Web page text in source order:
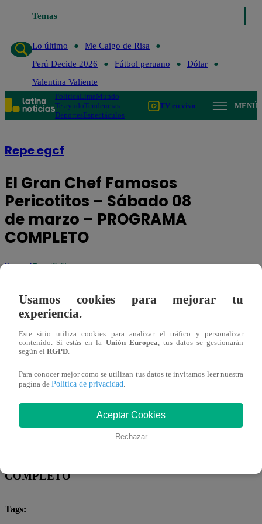
Temas
Lo último
Me Caigo de Risa
Perú Decide 2026
Fútbol peruano
Dólar
Valentina Valiente
PolíticaLimaMundo
Te ayudoTendencias
DeportesEspectáculos
TV en vivo MENÚ
Repe egcf
El Gran Chef Famosos
Pericotitos – Sábado 08
de marzo – PROGRAMA
COMPLETO
Repe egcf a las 23:43
Alejandra Sanchez A.
08 de marzo 2025
Compartir
El Gran Chef Famosos Pericotitos –
COMPLETO
Tags:
Usamos cookies para mejorar tu
experiencia.
Este sitio utiliza cookies para analizar el tráfico y personalizar
contenido. Si estás en la Unión Europea, tus datos se gestionarán
según el RGPD.
Para conocer mejor como se utilizan tus datos te invitamos leer nuestra
pagina de Política de privacidad.
Aceptar Cookies
Rechazar